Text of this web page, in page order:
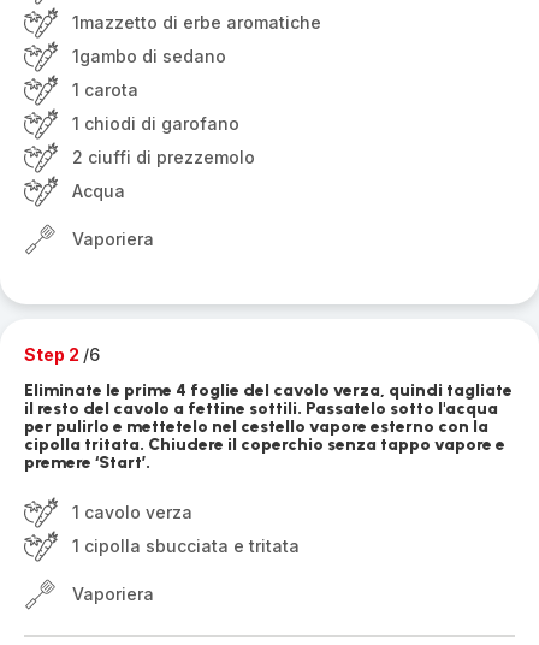
1mazzetto di erbe aromatiche
1gambo di sedano
1 carota
1 chiodi di garofano
2 ciuffi di prezzemolo
Acqua
Vaporiera
Step 2 /6
Eliminate le prime 4 foglie del cavolo verza, quindi tagliate
il resto del cavolo a fettine sottili. Passatelo sotto l'acqua
per pulirlo e mettetelo nel cestello vapore esterno con la
cipolla tritata. Chiudere il coperchio senza tappo vapore e
premere ‘Start’.
1 cavolo verza
1 cipolla sbucciata e tritata
Vaporiera